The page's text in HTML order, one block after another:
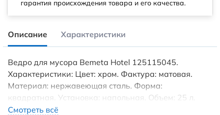
гарантия происхождения товара и его качества.
Описание Характеристики
Ведро для мусора Bemeta Hotel 125115045.
Характеристики: Цвет: хром. Фактура: матовая.
Материал: нержавеющая сталь. Форма:
квадратная. Установка: напольная. Объем: 25 л.
Габариты (ШxДxВ): 165x370x460 мм. В комплекте
Смотреть всё